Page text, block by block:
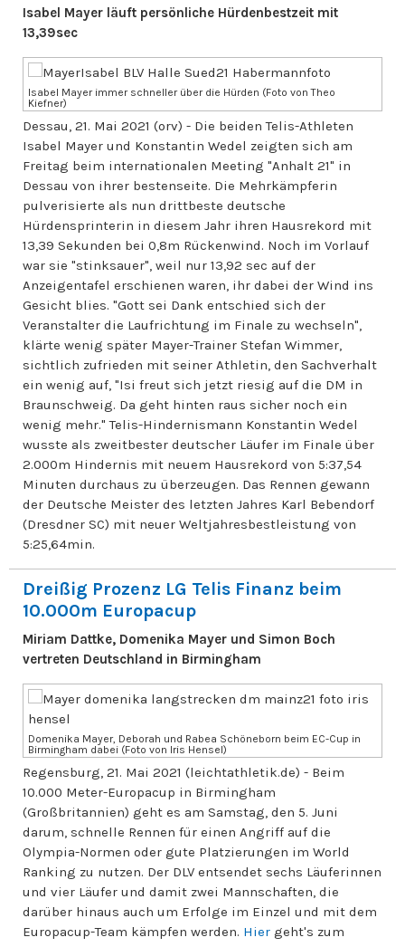
Isabel Mayer läuft persönliche Hürdenbestzeit mit
13,39sec
Isabel Mayer immer schneller über die Hürden (Foto von Theo
Kiefner)
Dessau, 21. Mai 2021 (orv) - Die beiden Telis-Athleten
Isabel Mayer und Konstantin Wedel zeigten sich am
Freitag beim internationalen Meeting "Anhalt 21" in
Dessau von ihrer bestenseite. Die Mehrkämpferin
pulverisierte als nun drittbeste deutsche
Hürdensprinterin in diesem Jahr ihren Hausrekord mit
13,39 Sekunden bei 0,8m Rückenwind. Noch im Vorlauf
war sie "stinksauer", weil nur 13,92 sec auf der
Anzeigentafel erschienen waren, ihr dabei der Wind ins
Gesicht blies. "Gott sei Dank entschied sich der
Veranstalter die Laufrichtung im Finale zu wechseln",
klärte wenig später Mayer-Trainer Stefan Wimmer,
sichtlich zufrieden mit seiner Athletin, den Sachverhalt
ein wenig auf, "Isi freut sich jetzt riesig auf die DM in
Braunschweig. Da geht hinten raus sicher noch ein
wenig mehr." Telis-Hindernismann Konstantin Wedel
wusste als zweitbester deutscher Läufer im Finale über
2.000m Hindernis mit neuem Hausrekord von 5:37,54
Minuten durchaus zu überzeugen. Das Rennen gewann
der Deutsche Meister des letzten Jahres Karl Bebendorf
(Dresdner SC) mit neuer Weltjahresbestleistung von
5:25,64min.
Dreißig Prozenz LG Telis Finanz beim
10.000m Europacup
Miriam Dattke, Domenika Mayer und Simon Boch
vertreten Deutschland in Birmingham
Domenika Mayer, Deborah und Rabea Schöneborn beim EC-Cup in
Birmingham dabei (Foto von Iris Hensel)
Regensburg, 21. Mai 2021 (leichtathletik.de) - Beim
10.000 Meter-Europacup in Birmingham
(Großbritannien) geht es am Samstag, den 5. Juni
darum, schnelle Rennen für einen Angriff auf die
Olympia-Normen oder gute Platzierungen im World
Ranking zu nutzen. Der DLV entsendet sechs Läuferinnen
und vier Läufer und damit zwei Mannschaften, die
darüber hinaus auch um Erfolge im Einzel und mit dem
Europacup-Team kämpfen werden. Hier geht's zum